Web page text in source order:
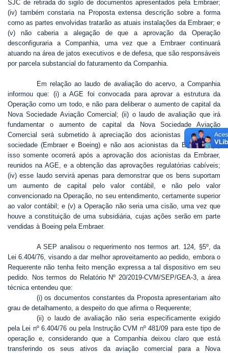
SJC de retirada do sigilo de documentos apresentados pela Embraer;
(iv) também constaria na Proposta extensa descrição sobre a forma
como as partes envolvidas tratarão as atuais instalações da Embraer; e
(v) não caberia a alegação de que a aprovação da Operação
desconfiguraria a Companhia, uma vez que a Embraer continuará
atuando na área de jatos executivos e de defesa, que são responsáveis
por parcela substancial do faturamento da Companhia.
Em relação ao laudo de avaliação do acervo, a Companhia
informou que: (i) a AGE foi convocada para aprovar a estrutura da
Operação como um todo, e não para deliberar o aumento de capital da
Nova Sociedade Aviação Comercial; (ii) o laudo de avaliação que irá
fundamentar o aumento de capital da Nova Sociedade Aviação
Comercial será submetido à apreciação dos acionistas dessa nova
sociedade (Embraer e Boeing) e não aos acionistas da Embraer; (iii)
isso somente ocorrerá após a aprovação dos acionistas da Embraer,
reunidos na AGE, e a obtenção das aprovações regulatórias cabíveis;
(iv) esse laudo servirá apenas para demonstrar que os bens suportam
um aumento de capital pelo valor contábil, e não pelo valor
convencionado na Operação, no seu entendimento, certamente superior
ao valor contábil; e (v) a Operação não seria uma cisão, uma vez que
houve a constituição de uma subsidiária, cujas ações serão em parte
vendidas à Boeing pela Embraer.
A SEP analisou o requerimento nos termos art. 124, §5º, da
Lei 6.404/76, visando a dar melhor aproveitamento ao pedido, embora o
Requerente não tenha feito menção expressa a tal dispositivo em seu
pedido. Nos termos do Relatório Nº 20/2019-CVM/SEP/GEA-3, a área
técnica entendeu que:
(i) os documentos constantes da Proposta apresentariam alto
grau de detalhamento, a despeito do que afirma o Requerente;
(ii) o laudo de avaliação não seria especificamente exigido
pela Lei nº 6.404/76 ou pela Instrução CVM nº 481/09 para este tipo de
operação e, considerando que a Companhia deixou claro que está
transferindo os seus ativos da aviação comercial para a Nova